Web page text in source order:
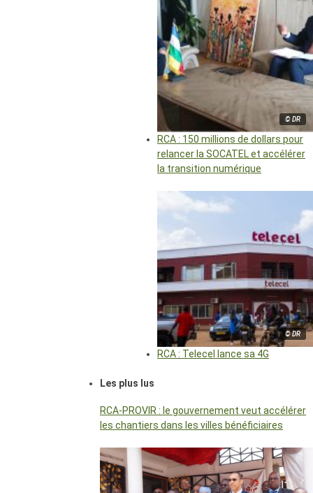
© DR
RCA : 150 millions de dollars pour
relancer la SOCATEL et accélérer
la transition numérique
© DR
RCA : Telecel lance sa 4G
Les plus lus
RCA-PROVIR : le gouvernement veut accélérer
les chantiers dans les villes bénéficiaires